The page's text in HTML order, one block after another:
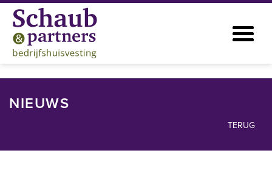
NIEUWS
TERUG